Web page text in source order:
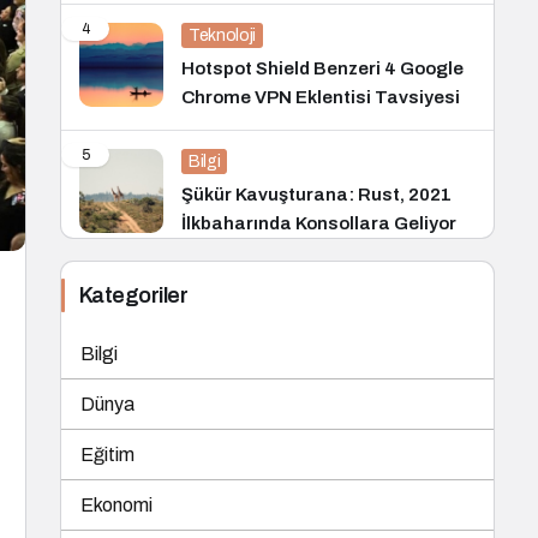
4 Teknoloji
Hotspot Shield Benzeri 4 Google
Chrome VPN Eklentisi Tavsiyesi
5 Bilgi
Şükür Kavuşturana: Rust, 2021
İlkbaharında Konsollara Geliyor
Kategoriler
Bilgi
Dünya
Eğitim
Ekonomi